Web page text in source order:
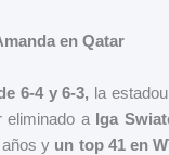
en Qatar
6-4 y 6-3, la
eliminado aIga
y un top 41 en